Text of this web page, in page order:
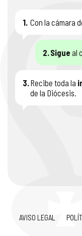
1. Con la cámara
2.Sigue al
3.Recibe toda la
de la Diócesis.
AVISO LEGAL